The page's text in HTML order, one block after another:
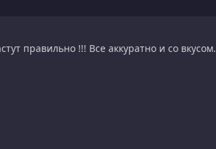
правильно !!! Все аккуратно и со вкусом.